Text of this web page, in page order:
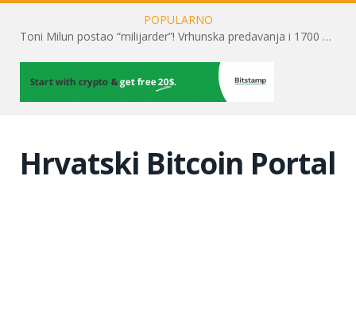
POPULARNO
Toni Milun postao “milijarder”! Vrhunska predavanja i 1700 posjetitelja obilježili su mjesec financijske pismenosti
Hrvatski Bitcoin Portal